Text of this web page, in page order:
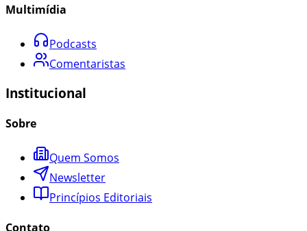
Multimídia
Podcasts
Comentaristas
Institucional
Sobre
Quem Somos
Newsletter
Princípios Editoriais
Contato